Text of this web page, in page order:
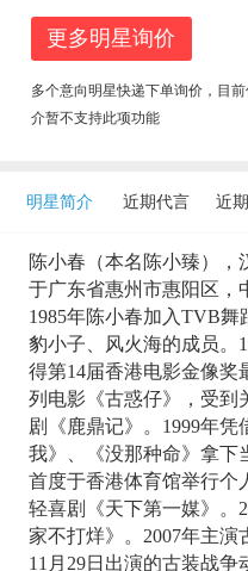
更多明星询价
多个意向明星快递下单询价，目
介暂不支持此项功能
明星简介 近期代言 近
陈小春（本名陈小臻），
于广东省惠州市惠阳区，
1985年陈小春加入TVB
豹小子、风火海的成员。
得第14届香港电影金像奖
列电影《古惑仔》，受到
剧《鹿鼎记》。1999年
我》、《没那种命》拿下
首度于香港体育馆举行个
轻喜剧《天下第一媒》。
家不打烊》。2007年主演
11月29日出演的古装战争